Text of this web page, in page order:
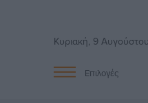
Κυριακή, 9
Επιλογές